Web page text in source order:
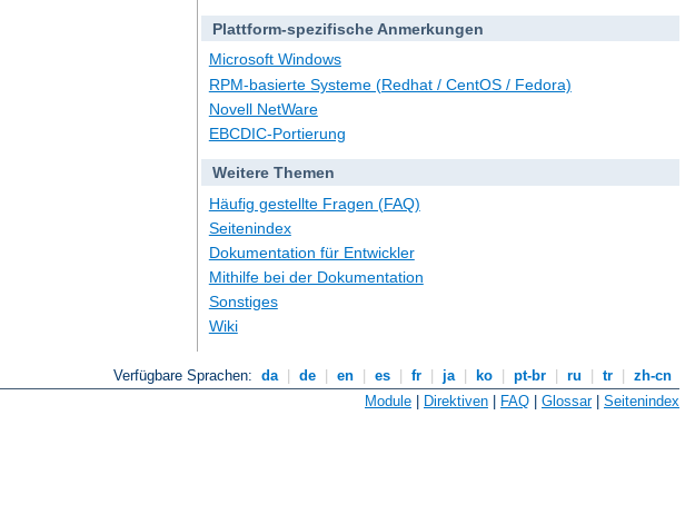
Plattform-spezifische Anmerkungen
Microsoft Windows
RPM-basierte Systeme (Redhat / CentOS / Fedora)
Novell NetWare
EBCDIC-Portierung
Weitere Themen
Häufig gestellte Fragen (FAQ)
Seitenindex
Dokumentation für Entwickler
Mithilfe bei der Dokumentation
Sonstiges
Wiki
Verfügbare Sprachen: da de en es fr ja ko pt-br ru tr
zh-cn
Module | Direktiven | FAQ | Glossar| Seitenindex